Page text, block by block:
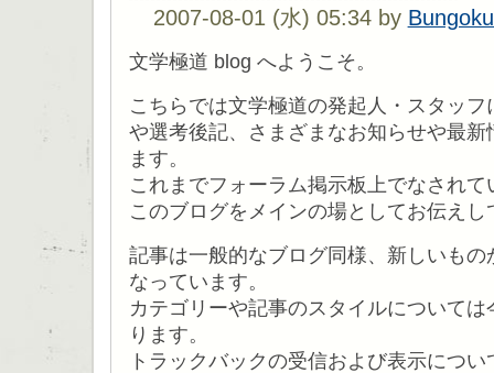
2007-08-01 (水) 05:34 by
文学極道 blog へようこそ。
こちらでは文学極道の発起人・スタッ
や選考後記、さまざまなお知らせや最
ます。
これまでフォーラム掲示板上でなされ
このブログをメインの場としてお伝えし
記事は一般的なブログ同様、新しいも
なっています。
カテゴリーや記事のスタイルについて
ります。
トラックバックの受信および表示につ